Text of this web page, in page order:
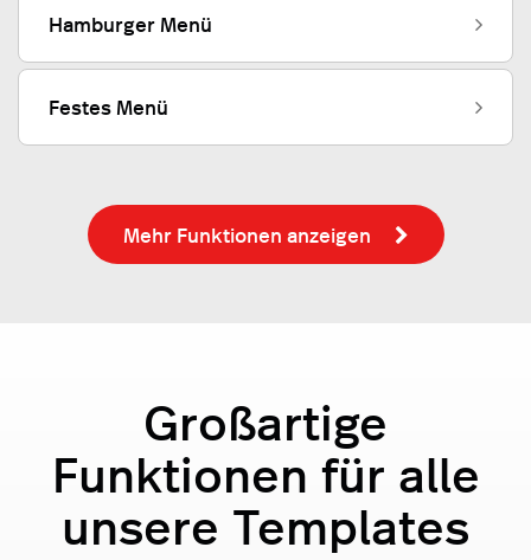
Hamburger Menü
Festes Menü
Mehr Funktionen anzeigen
Großartige
Funktionen für alle
unsere Templates